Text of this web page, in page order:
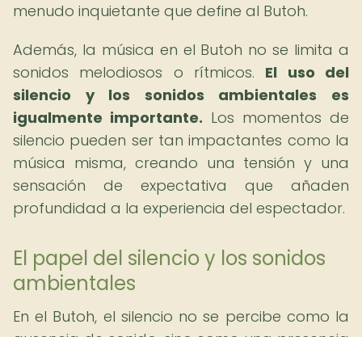
menudo inquietante que define al Butoh.
Además, la música en el Butoh no se limita a
sonidos melodiosos o rítmicos. El uso del
silencio y los sonidos ambientales es
igualmente importante. Los momentos de
silencio pueden ser tan impactantes como la
música misma, creando una tensión y una
sensación de expectativa que añaden
profundidad a la experiencia del espectador.
El papel del silencio y los sonidos
ambientales
En el Butoh, el silencio no se percibe como la